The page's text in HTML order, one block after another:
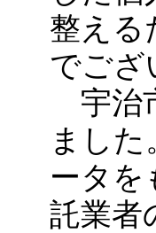
整える
でござ
宇治
まし
ータを
託業者